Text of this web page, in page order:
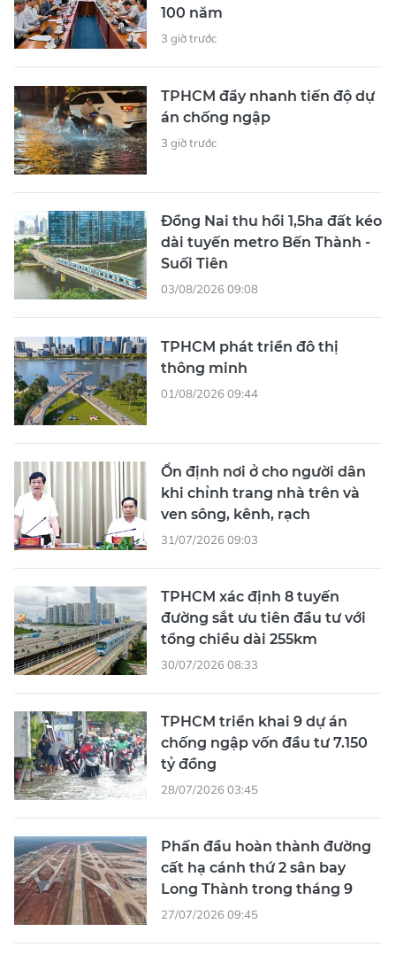
100 năm
3 giờ trước
TPHCM đẩy nhanh tiến độ dự
án chống ngập
3 giờ trước
Đồng Nai thu hồi 1,5ha đất kéo
dài tuyến metro Bến Thành -
Suối Tiên
03/08/2026 09:08
TPHCM phát triển đô thị
thông minh
01/08/2026 09:44
Ổn định nơi ở cho người dân
khi chỉnh trang nhà trên và
ven sông, kênh, rạch
31/07/2026 09:03
TPHCM xác định 8 tuyến
đường sắt ưu tiên đầu tư với
tổng chiều dài 255km
30/07/2026 08:33
TPHCM triển khai 9 dự án
chống ngập vốn đầu tư 7.150
tỷ đồng
28/07/2026 03:45
Phấn đầu hoàn thành đường
cất hạ cánh thứ 2 sân bay
Long Thành trong tháng 9
27/07/2026 09:45